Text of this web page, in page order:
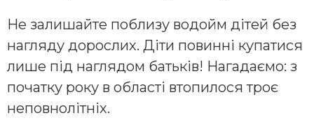
Не залишайте поблизу водойм дітей без
нагляду дорослих. Діти повинні купатися
лише під наглядом батьків! Нагадаємо: з
початку року в області втопилося троє
неповнолітніх.